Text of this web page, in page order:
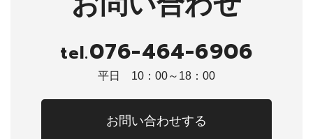
tel.076-464-6906
平日 10：00～18：00
お問い合わせする